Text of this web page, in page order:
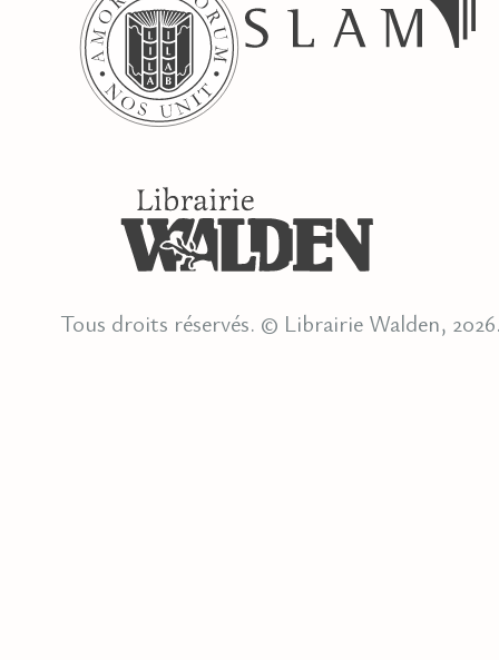
Tous droits réservés. © Librairie Walden,